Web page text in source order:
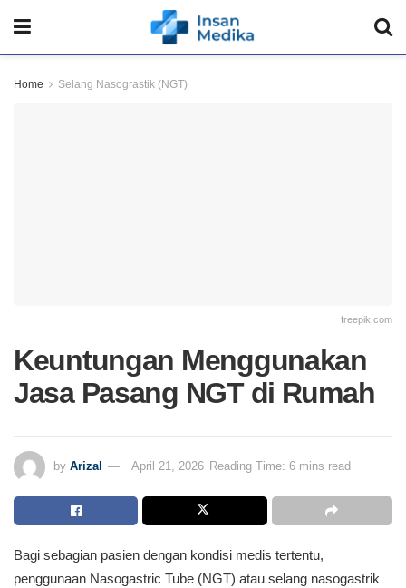
Home Selang Nasograstik (NGT)
freepik.com
Keuntungan Menggunakan
Jasa Pasang NGT di Rumah
by Arizal April 21, 2026 Reading Time: 6 mins read
Bagi sebagian pasien dengan kondisi medis tertentu,
penggunaan Nasogastric Tube (NGT) atau selang nasogastrik